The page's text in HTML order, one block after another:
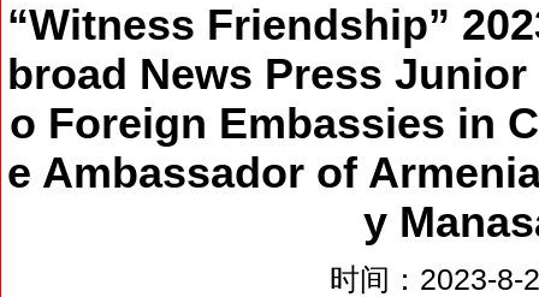
“Witness Friendship”
broad News Press
o Foreign Embassies in
e Ambassador of
y
时间：2023-8-